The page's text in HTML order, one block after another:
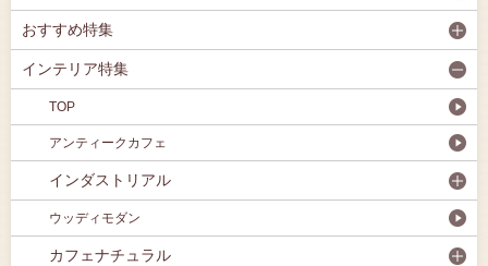
おすすめ特集
インテリア特集
TOP
アンティークカフェ
インダストリアル
ウッディモダン
カフェナチュラル